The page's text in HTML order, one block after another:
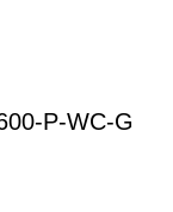
P-WC-G